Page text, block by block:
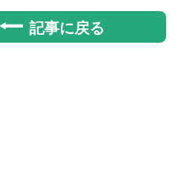
記事に戻る